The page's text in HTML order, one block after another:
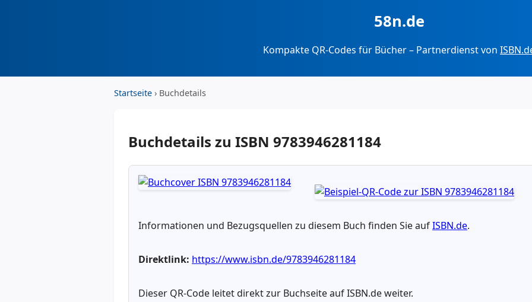
58n.de
Kompakte QR-Codes für Bücher – Partnerdienst von
Startseite › Buchdetails
Buchdetails zu ISBN 9783946281184
Informationen und Bezugsquellen zu diesem Buch finden Sie aufISBN.de.
Direktlink: https://www.isbn.de/9783946281184
Dieser QR-Code leitet direkt zur Buchseite auf ISBN.de weiter.